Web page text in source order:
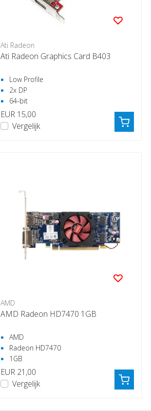
Ati Radeon
Ati Radeon Graphics Card B403
Low Profile
2x DP
64-bit
EUR 15,00
Vergelijk
AMD
AMD Radeon HD7470 1GB
AMD
Radeon HD7470
1GB
EUR 21,00
Vergelijk